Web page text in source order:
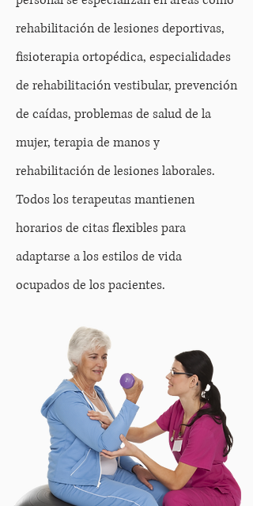
rehabilitación de lesiones deportivas,
fisioterapia ortopédica, especialidades
de rehabilitación vestibular, prevención
de caídas, problemas de salud de la
mujer, terapia de manos y
rehabilitación de lesiones laborales.
Todos los terapeutas mantienen
horarios de citas flexibles para
adaptarse a los estilos de vida
ocupados de los pacientes.